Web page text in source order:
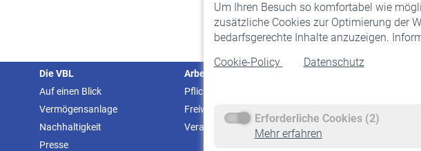
Um Ihren Besuch so komfortabel wie
zusätzliche Cookies zur Optimierung der
bedarfsgerechte Inhalte anzuzeigen.
Cookie-Policy
Datenschutz
Erforderliche Cookies (2)
Mehr erfahren
Die VBL
Auf einen Blick
Vermögensanlage
Nachhaltigkeit
Presse
Arbeitgeber
Pflichtversicherung
Freiwillige Versicherung
Veranstaltungen
Staatliche Förderung